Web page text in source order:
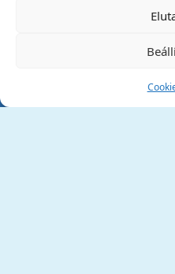
Tata Város